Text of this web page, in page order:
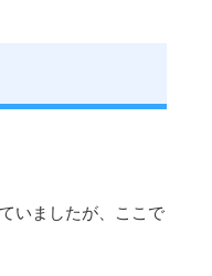
いましたが、ここで